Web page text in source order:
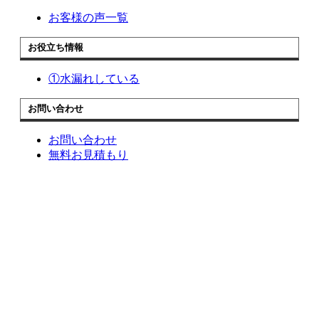
お客様の声一覧
お役立ち情報
①水漏れしている
お問い合わせ
お問い合わせ
無料お見積もり